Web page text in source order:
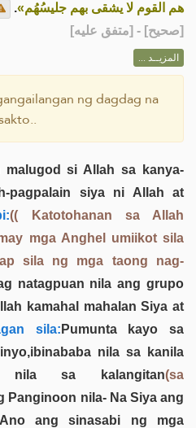
هم القوم لا يشقى بهم جليسُهُم».
[صحيح] - [متفق عليه]
المزيــد ...
ng dagdag na
si Allah sa kanya-
pagpalain siya ni Allah at
(( Katotohanan sa Allah
mga Anghel umiikot sila
sila ng mga taong nag-
natagpuan nila ang grupo
kamahal mahalan Siya at
sila: Pumunta kayo sa
nila sa kanila
sa kalangitan(sa
Panginoon nila- Na Siya ang
ang sinasabi ng mga